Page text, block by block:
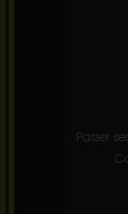
Passer